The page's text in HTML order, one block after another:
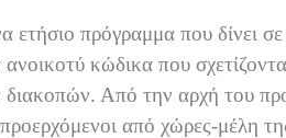
ετήσιο πρόγραμμα που δίνει
κώδικα που
Από την αρχή του
από χώρες-μέλη